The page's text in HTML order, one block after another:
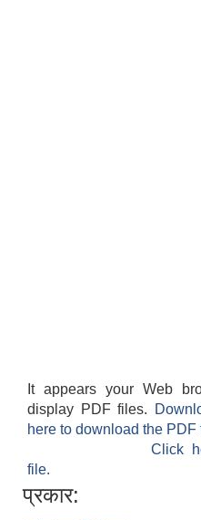
It appears your Web
display PDF files.
here to download the PDF
Click
file.
प्रकार: